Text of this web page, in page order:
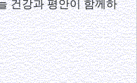
건강과 평안이 함께하